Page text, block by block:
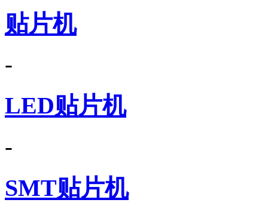
贴片机
-
LED贴片机
-
SMT贴片机